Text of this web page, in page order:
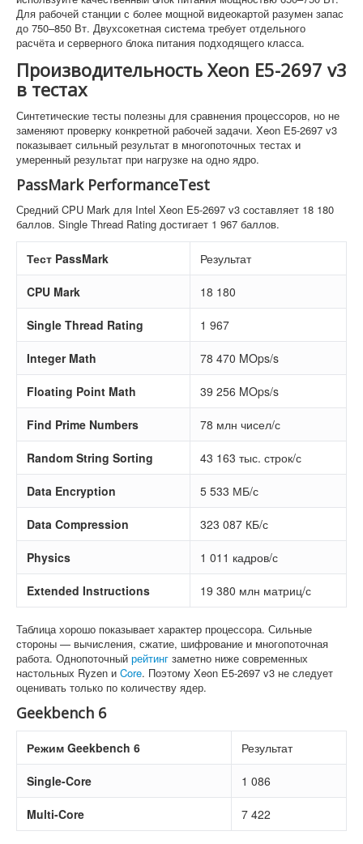
Для рабочей станции с более мощной видеокартой разумен запас
до 750–850 Вт. Двухсокетная система требует отдельного
расчёта и серверного блока питания подходящего класса.
Производительность Xeon E5-2697 v3
в тестах
Синтетические тесты полезны для сравнения процессоров, но не
заменяют проверку конкретной рабочей задачи. Xeon E5-2697 v3
показывает сильный результат в многопоточных тестах и
умеренный результат при нагрузке на одно ядро.
PassMark PerformanceTest
Средний CPU Mark для Intel Xeon E5-2697 v3 составляет 18 180
баллов. Single Thread Rating достигает 1 967 баллов.
Тест PassMark Результат
CPU Mark 18 180
Single Thread Rating 1 967
Integer Math 78 470 MOps/s
Floating Point Math 39 256 MOps/s
Find Prime Numbers 78 млн чисел/с
Random String Sorting 43 163 тыс. строк/с
Data Encryption 5 533 МБ/с
Data Compression 323 087 КБ/с
Physics 1 011 кадров/с
Extended Instructions 19 380 млн матриц/с
Таблица хорошо показывает характер процессора. Сильные
стороны — вычисления, сжатие, шифрование и многопоточная
работа. Однопоточный рейтинг заметно ниже современных
настольных Ryzen и Core. Поэтому Xeon E5-2697 v3 не следует
оценивать только по количеству ядер.
Geekbench 6
Режим Geekbench 6 Результат
Single-Core 1 086
Multi-Core 7 422